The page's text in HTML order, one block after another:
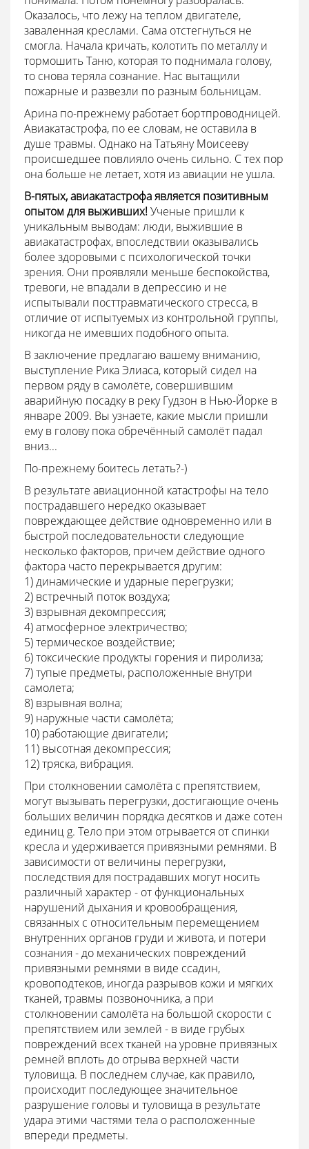
Оказалось, что лежу на теплом двигателе,
заваленная креслами. Сама отстегнуться не
смогла. Начала кричать, колотить по металлу и
тормошить Таню, которая то поднимала голову,
то снова теряла сознание. Нас вытащили
пожарные и развезли по разным больницам.
Арина по-прежнему работает бортпроводницей.
Авиакатастрофа, по ее словам, не оставила в
душе травмы. Однако на Татьяну Моисееву
происшедшее повлияло очень сильно. С тех пор
она больше не летает, хотя из авиации не ушла.
В-пятых, авиакатастрофа является позитивным
опытом для выживших!Ученые пришли к
уникальным выводам: люди, выжившие в
авиакатастрофах, впоследствии оказывались
более здоровыми с психологической точки
зрения. Они проявляли меньше беспокойства,
тревоги, не впадали в депрессию и не
испытывали посттравматического стресса, в
отличие от испытуемых из контрольной группы,
никогда не имевших подобного опыта.
В заключение предлагаю вашему вниманию,
выступление Рика Элиаса, который сидел на
первом ряду в самолёте, совершившим
аварийную посадку в реку Гудзон в Нью-Йорке в
январе 2009. Вы узнаете, какие мысли пришли
ему в голову пока обречённый самолёт падал
вниз...
По-прежнему боитесь летать?-)
В результате авиационной катастрофы на тело
пострадавшего нередко оказывает
повреждающее действие одновременно или в
быстрой последовательности следующие
несколько факторов, причем действие одного
фактора часто перекрывается другим:
1) динамические и ударные перегрузки;
2) встречный поток воздуха;
3) взрывная декомпрессия;
4) атмосферное электричество;
5) термическое воздействие;
6) токсические продукты горения и пиролиза;
7) тупые предметы, расположенные внутри
самолета;
8) взрывная волна;
9) наружные части самолёта;
10) работающие двигатели;
11) высотная декомпрессия;
12) тряска, вибрация.
При столкновении самолёта с препятствием,
могут вызывать перегрузки, достигающие очень
больших величин порядка десятков и даже сотен
единиц g. Тело при этом отрывается от спинки
кресла и удерживается привязными ремнями. В
зависимости от величины перегрузки,
последствия для пострадавших могут носить
различный характер - от функциональных
нарушений дыхания и кровообращения,
связанных с относительным перемещением
внутренних органов груди и живота, и потери
сознания - до механических повреждений
привязными ремнями в виде ссадин,
кровоподтеков, иногда разрывов кожи и мягких
тканей, травмы позвоночника, а при
столкновении самолёта на большой скорости с
препятствием или землей - в виде грубых
повреждений всех тканей на уровне привязных
ремней вплоть до отрыва верхней части
туловища. В последнем случае, как правило,
происходит последующее значительное
разрушение головы и туловища в результате
удара этими частями тела о расположенные
впереди предметы.